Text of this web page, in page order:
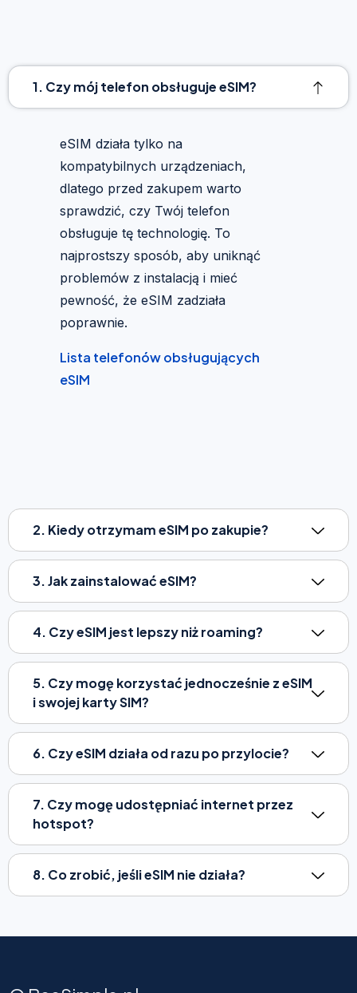
1. Czy mój telefon obsługuje eSIM?
eSIM działa tylko na
kompatybilnych urządzeniach,
dlatego przed zakupem warto
sprawdzić, czy Twój telefon
obsługuje tę technologię. To
najprostszy sposób, aby uniknąć
problemów z instalacją i mieć
pewność, że eSIM zadziała
poprawnie.
Lista telefonów obsługujących
eSIM
2. Kiedy otrzymam eSIM po zakupie?
3. Jak zainstalować eSIM?
4. Czy eSIM jest lepszy niż roaming?
5. Czy mogę korzystać jednocześnie z eSIM
i swojej karty SIM?
6. Czy eSIM działa od razu po przylocie?
7. Czy mogę udostępniać internet przez
hotspot?
8. Co zrobić, jeśli eSIM nie działa?